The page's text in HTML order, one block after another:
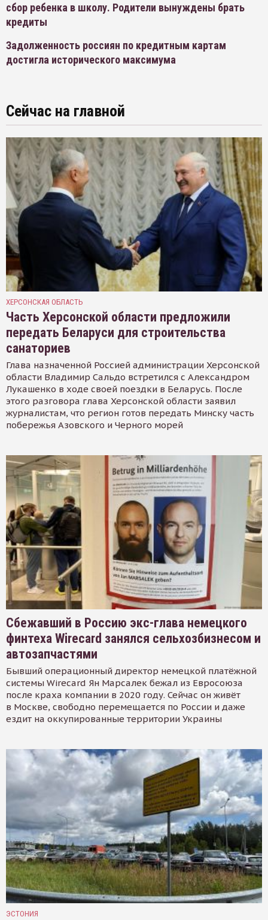
сбор ребенка в школу. Родители вынуждены брать
кредиты
Задолженность россиян по кредитным картам
достигла исторического максимума
Сейчас на главной
ХЕРСОНСКАЯ ОБЛАСТЬ
Часть Херсонской области предложили
передать Беларуси для строительства
санаториев
Глава назначенной Россией администрации Херсонской
области Владимир Сальдо встретился с Александром
Лукашенко в ходе своей поездки в Беларусь. После
этого разговора глава Херсонской области заявил
журналистам, что регион готов передать Минску часть
побережья Азовского и Черного морей
Сбежавший в Россию экс-глава немецкого
финтеха Wirecard занялся сельхозбизнесом и
автозапчастями
Бывший операционный директор немецкой платёжной
системы Wirecard Ян Марсалек бежал из Евросоюза
после краха компании в 2020 году. Сейчас он живёт
в Москве, свободно перемещается по России и даже
ездит на оккупированные территории Украины
ЭСТОНИЯ